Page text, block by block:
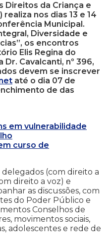
Direitos da Criança e
nos dias 13 e 14
Municipal.
Diversidade e
os encontros
Elis Regina do
Cavalcanti, nº 396,
devem se inscrever
até o dia 07 de
de das
em vulnerabilidade
curso de
(com direito a
direito a voz) e
as discussões, com
do Poder Público e
Conselhos de
movimentos sociais,
adolescentes e rede de